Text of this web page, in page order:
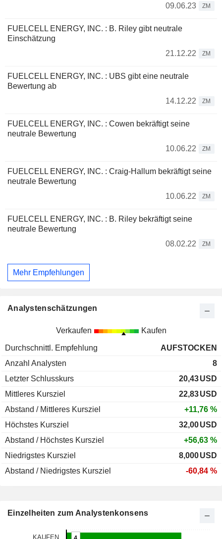
09.06.23
ZM
FUELCELL ENERGY, INC. : B. Riley gibt neutrale
Einschätzung
21.12.22
ZM
FUELCELL ENERGY, INC. : UBS gibt eine neutrale
Bewertung ab
14.12.22
ZM
FUELCELL ENERGY, INC. : Cowen bekräftigt seine
neutrale Bewertung
10.06.22
ZM
FUELCELL ENERGY, INC. : Craig-Hallum bekräftigt seine
neutrale Bewertung
10.06.22
ZM
FUELCELL ENERGY, INC. : B. Riley bekräftigt seine
neutrale Bewertung
08.02.22
ZM
Mehr Empfehlungen
Analystenschätzungen
Verkaufen Kaufen
Durchschnittl. Empfehlung
AUFSTOCKEN
Anzahl Analysten
8
Letzter Schlusskurs
20,43USD
Mittleres Kursziel
22,83USD
Abstand / Mittleres Kursziel
+11,76 %
Höchstes Kursziel
32,00USD
Abstand / Höchstes Kursziel
+56,63 %
Niedrigstes Kursziel
8,000USD
Abstand / Niedrigstes Kursziel
-60,84 %
Einzelheiten zum Analystenkonsens